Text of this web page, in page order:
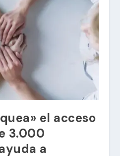
el acceso
3.000
a